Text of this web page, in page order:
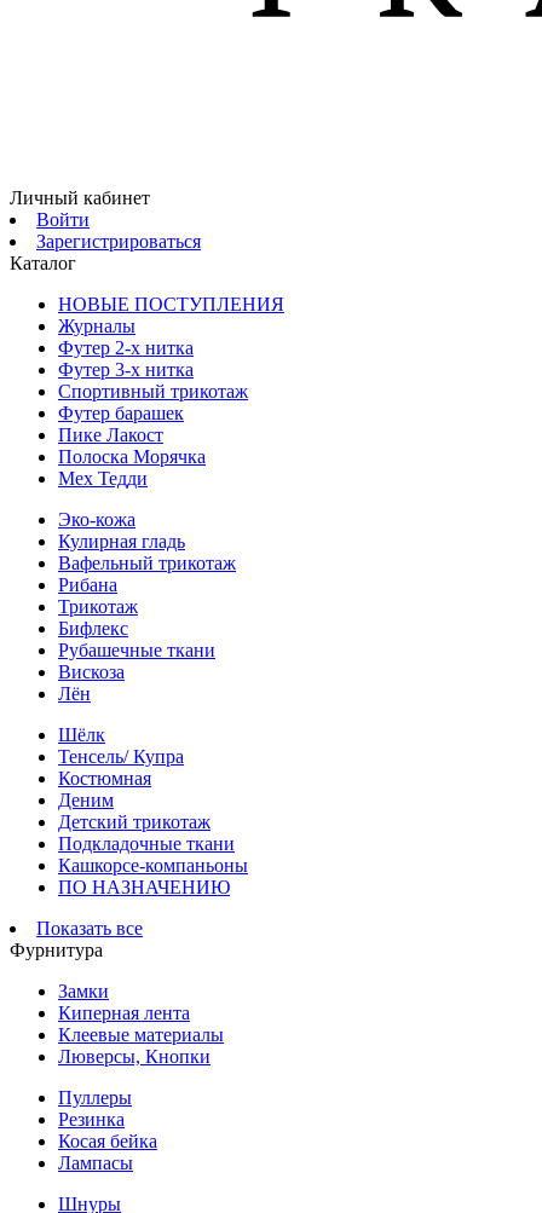
Личный кабинет
Войти
Зарегистрироваться
Каталог
НОВЫЕ ПОСТУПЛЕНИЯ
Журналы
Футер 2-х нитка
Футер 3-х нитка
Спортивный трикотаж
Футер барашек
Пике Лакост
Полоска Морячка
Мех Тедди
Эко-кожа
Кулирная гладь
Вафельный трикотаж
Рибана
Трикотаж
Бифлекс
Рубашечные ткани
Вискоза
Лён
Шёлк
Тенсель/ Купра
Костюмная
Деним
Детский трикотаж
Подкладочные ткани
Кашкорсе-компаньоны
ПО НАЗНАЧЕНИЮ
Показать все
Фурнитура
Замки
Киперная лента
Клеевые материалы
Люверсы, Кнопки
Пуллеры
Резинка
Косая бейка
Лампасы
Шнуры